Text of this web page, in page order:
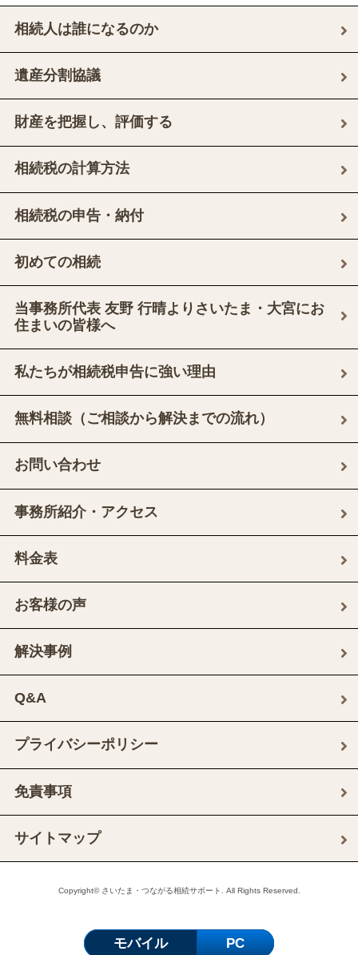
相続人は誰になるのか
遺産分割協議
財産を把握し、評価する
相続税の計算方法
相続税の申告・納付
初めての相続
当事務所代表 友野 行晴よりさいたま・大宮にお
住まいの皆様へ
私たちが相続税申告に強い理由
無料相談（ご相談から解決までの流れ）
お問い合わせ
事務所紹介・アクセス
料金表
お客様の声
解決事例
Q&A
プライバシーポリシー
免責事項
サイトマップ
Copyright© さいたま・つながる相続サポート. All Rights Reserved.
モバイル PC